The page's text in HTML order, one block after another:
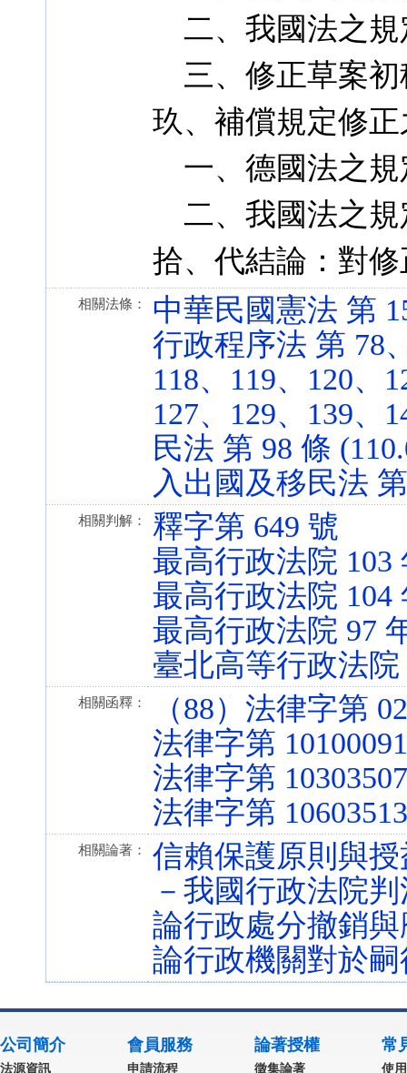
二、我國法之規
三、修正草案初
玖、補償規定修
一、德國法之規
二、我國法之規
拾、代結論：對
相關法條：
中華民國憲法 第
行政程序法 第 78
118、119、120、
127、129、139、
民法 第 98 條
入出國及移民法
相關判解：
釋字第 649 號
最高行政法院 103
最高行政法院 104
最高行政法院 97
臺北高等行政法
相關函釋：
（88）法律字第
法律字第
法律字第
法律字第
相關論著：
信賴保護原則與
－我國行政法院
論行政處分撤銷
論行政機關對於
公司簡介
法源資訊
會員服務
申請流程
論著授權
徵集論著
常
使